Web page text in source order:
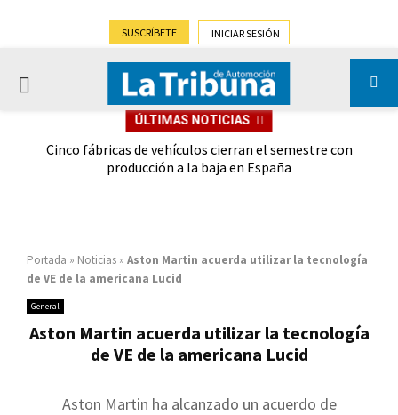
SUSCRÍBETE INICIAR SESIÓN
PRIMARY
ÚLTIMAS NOTICIAS
Cinco fábricas de vehículos cierran el semestre con
producción a la baja en España
Portada » Noticias » Aston Martin acuerda utilizar la tecnología
de VE de la americana Lucid
General
Aston Martin acuerda utilizar la tecnología
de VE de la americana Lucid
Aston Martin ha alcanzado un acuerdo de